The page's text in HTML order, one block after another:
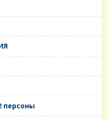
персоны